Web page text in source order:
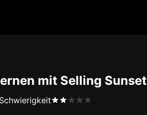
mit Selling Sunset
Schwierigkeit